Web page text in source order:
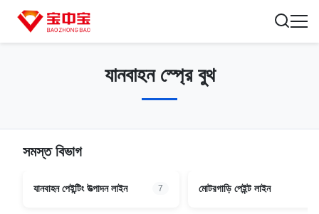
যানবাহন স্প্রে বুথ
সমস্ত বিভাগ
যানবাহন পেইন্টিং উত্পাদন লাইন 7 মোটরগাড়ি পেইন্ট লাইন